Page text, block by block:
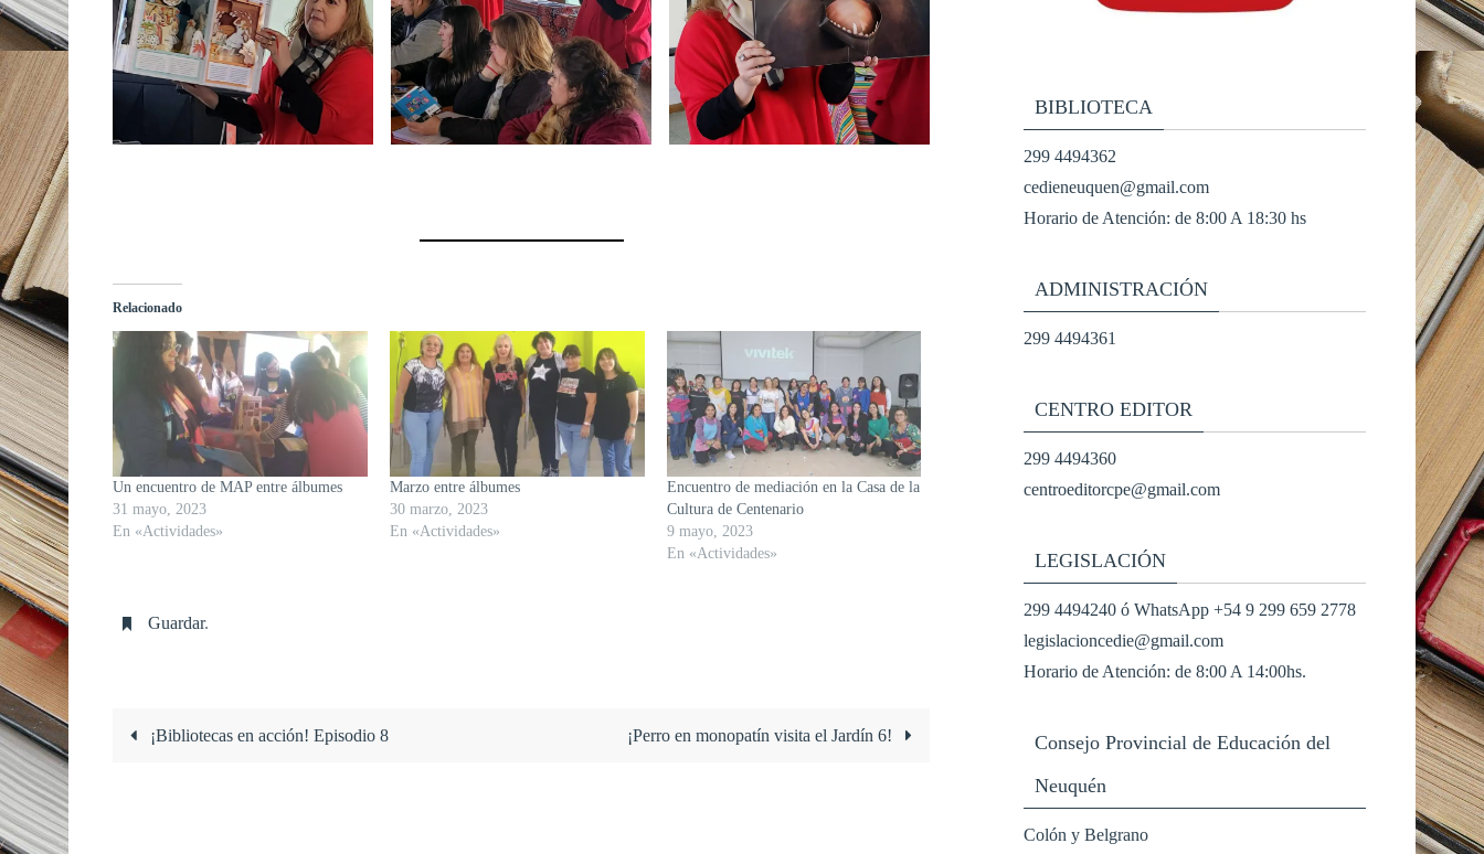
Relacionado
Un encuentro de MAP entre álbumes
31 mayo, 2023
En «Actividades»
Marzo entre álbumes
30 marzo, 2023
En «Actividades»
Encuentro de mediación en la Casa de la
Cultura de Centenario
9 mayo, 2023
En «Actividades»
Guardar.
¡Bibliotecas en acción! Episodio 8 ¡Perro en monopatín visita el Jardín 6!
BIBLIOTECA
299 4494362
cedieneuquen@gmail.com
Horario de Atención: de 8:00 A 18:30 hs
ADMINISTRACIÓN
299 4494361
CENTRO EDITOR
299 4494360
centroeditorcpe@gmail.com
LEGISLACIÓN
299 4494240 ó WhatsApp +54 9 299 659 2778
legislacioncedie@gmail.com
Horario de Atención: de 8:00 A 14:00hs.
Consejo Provincial de Educación del
Neuquén
Colón y Belgrano